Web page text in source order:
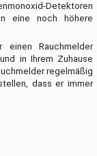
Detektoren
eine noch höhere
Rauchmelder
in Ihrem Zuhause
regelmäßig
dass er immer